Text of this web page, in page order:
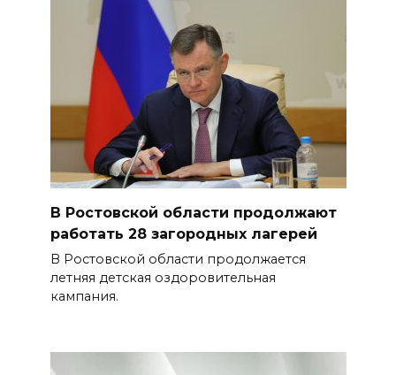
В Ростовской области продолжают
работать 28 загородных лагерей
В Ростовской области продолжается
летняя детская оздоровительная
кампания.